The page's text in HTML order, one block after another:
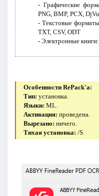
- Графические
PNG, BMP, PCX, DjVu
- Текстовые
TXT, CSV, ODT
- Электронные
Особенности RePack'a:
Тип: установка.
Языки: ML.
Активация: проведена.
Вырезано: ничего.
Тихая установка: /S